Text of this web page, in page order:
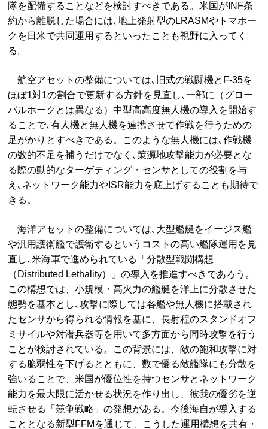
隊を配備することなどを検討すべきである。米国がINF条
約から離脱した場合には､地上発射型のLRASMやトマホー
クを日米で共同運用するといったことも視野に入ってく
る。
航空アセットの整備については､旧式の戦闘機とF-35を
ほぼ1対1の割合で更新する方針を見直し､一部に（グロー
バルホークとは異なる）中型高高度無人機の導入を開始す
ることで､有人機と無人機を連携させて作戦を行うための
足がかりとすべきである。このような無人機には､作戦機
の数的不足を補うだけでなく､策源地攻撃能力が必要とな
る際の動的なターゲティング・センサとしての役割を与
え､ネットワーク能力やISR能力を底上げすることも期待で
きる。
海洋アセットの整備については､大型艦艇をイージス艦
や汎用護衛艦で護衛するというコストの高い艦隊運用を見
直し､米海軍で進められている「分散型戦闘構想
（Distributed Lethality）」の導入を推進すべきであろう。
この構想では、小規模・高火力の艦艇を洋上に分散させた
態勢を基本とし､攻撃に際しては各艦や無人機に搭載され
たセンサから得られる情報を基に、長射程のスタンドオフ
ミサイルや対潜兵器等を用いて多方面から同時攻撃を行う
ことが検討されている。この背景には、敵の飽和攻撃に対
する脆弱性を下げるとともに、数で優る敵艦隊にも分散を
強いることで、米国が優位性を持つセンサとネットワーク
能力を最大限に活かせる状況を作り出し、彼我の優劣を逆
転させる「競争戦略」の発想がある。今後海自が導入する
こととなる新型FFMを通じて、こうした運用構想を共有・